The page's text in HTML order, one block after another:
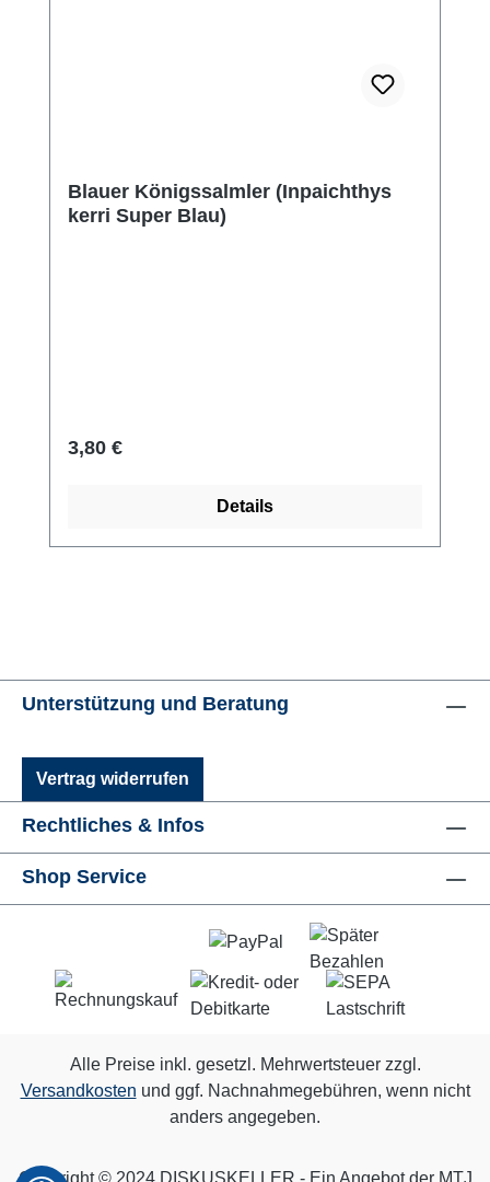
Blauer Königssalmler (Inpaichthys
kerri Super Blau)
Regulärer Preis:
3,80 €
Details
Unterstützung und Beratung
Vertrag widerrufen
Rechtliches & Infos
Shop Service
Alle Preise inkl. gesetzl. Mehrwertsteuer zzgl.
Versandkosten und ggf. Nachnahmegebühren, wenn nicht
anders angegeben.
Copyright © 2024 DISKUSKELLER - Ein Angebot der MTJ